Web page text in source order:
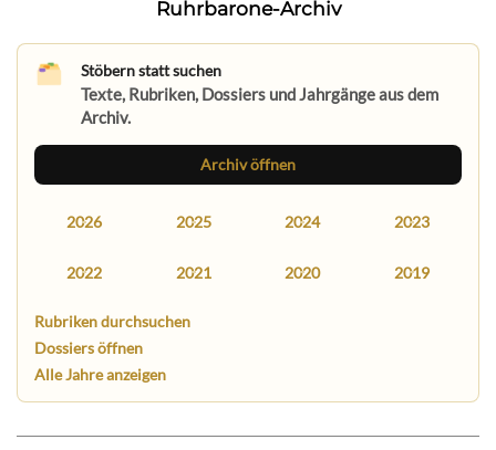
Ruhrbarone-Archiv
Stöbern statt suchen
Texte, Rubriken, Dossiers und Jahrgänge aus dem
Archiv.
Archiv öffnen
2026 2025 2024 2023
2022 2021 2020 2019
Rubriken durchsuchen
Dossiers öffnen
Alle Jahre anzeigen